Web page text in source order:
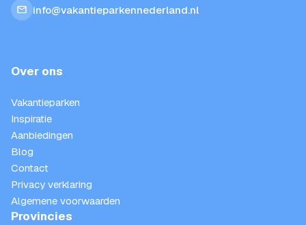
info@vakantieparkennederland.nl
Over ons
Vakantieparken
Inspiratie
Aanbiedingen
Blog
Contact
Privacy verklaring
Algemene voorwaarden
Provincies